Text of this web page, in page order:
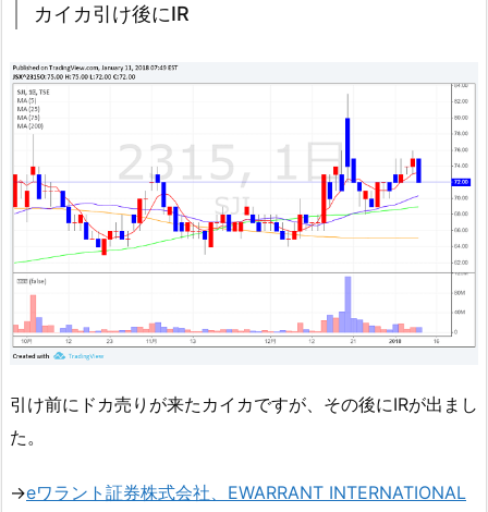
カイカ引け後にIR
引け前にドカ売りが来たカイカですが、その後にIRが出まし
た。
→eワラント証券株式会社、EWARRANT INTERNATIONAL